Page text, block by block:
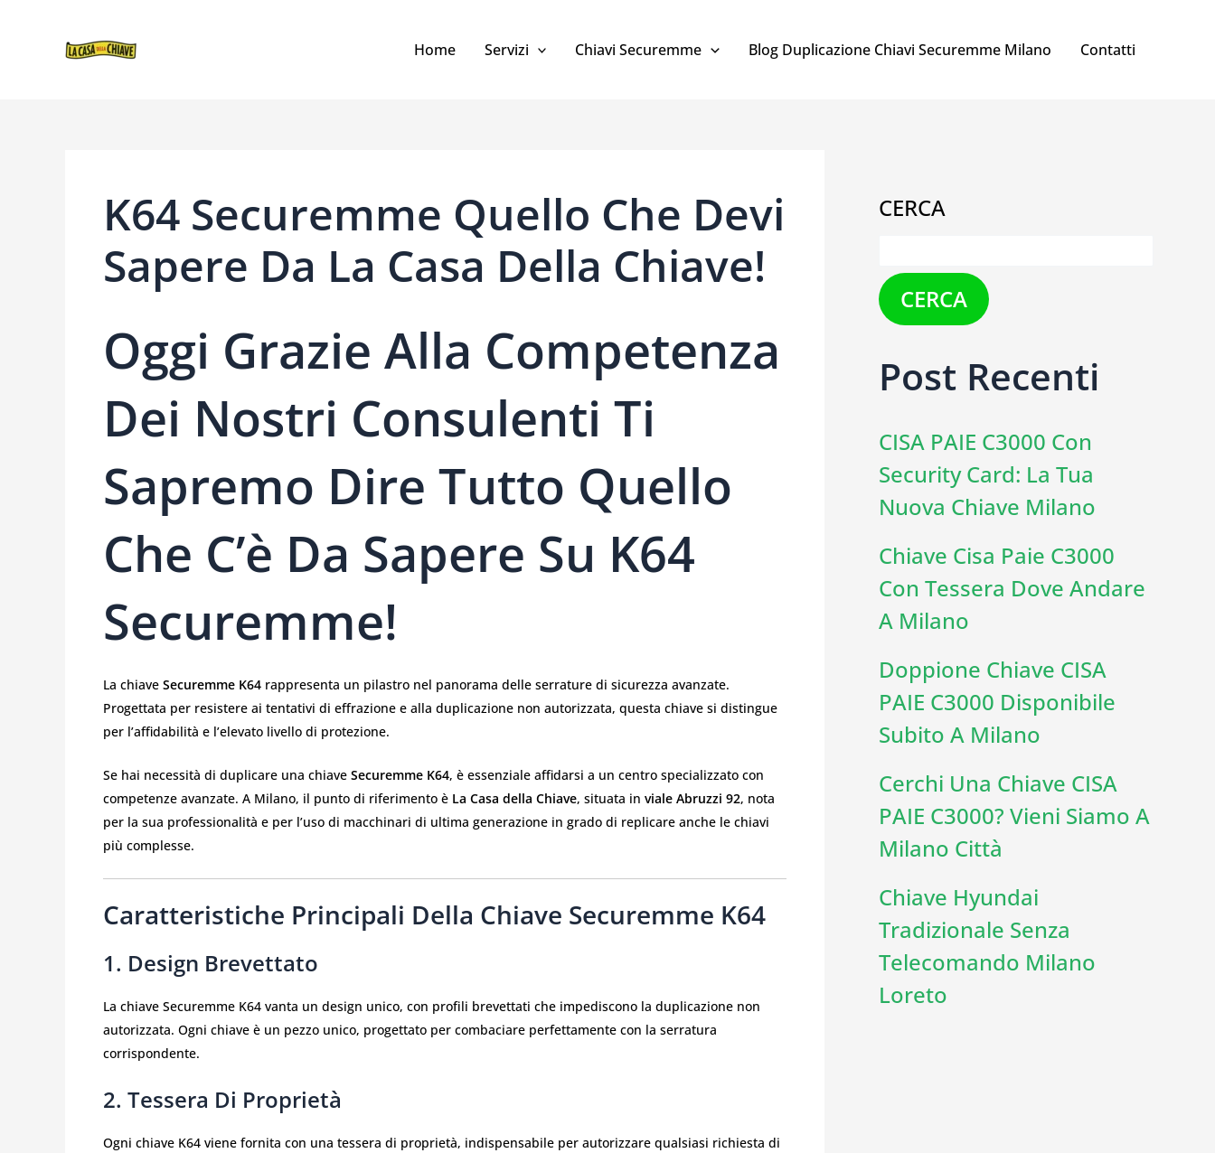
CONTENUTO
Home Servizi Chiavi Securemme Blog Duplicazione Chiavi Securemme Milano Contatti
K64 Securemme Quello Che Devi
Sapere Da La Casa Della Chiave!
Oggi Grazie Alla Competenza
Dei Nostri Consulenti Ti
Sapremo Dire Tutto Quello
Che C’è Da Sapere Su K64
Securemme!
La chiave Securemme K64 rappresenta un pilastro nel panorama delle serrature di sicurezza avanzate.
Progettata per resistere ai tentativi di effrazione e alla duplicazione non autorizzata, questa chiave si distingue
per l’affidabilità e l’elevato livello di protezione.
Se hai necessità di duplicare una chiave Securemme K64, è essenziale affidarsi a un centro specializzato con
competenze avanzate. A Milano, il punto di riferimento è La Casa della Chiave, situata in viale Abruzzi 92, nota
per la sua professionalità e per l’uso di macchinari di ultima generazione in grado di replicare anche le chiavi
più complesse.
Caratteristiche Principali Della Chiave Securemme K64
1. Design Brevettato
La chiave Securemme K64 vanta un design unico, con profili brevettati che impediscono la duplicazione non
autorizzata. Ogni chiave è un pezzo unico, progettato per combaciare perfettamente con la serratura
corrispondente.
2. Tessera Di Proprietà
Ogni chiave K64 viene fornita con una tessera di proprietà, indispensabile per autorizzare qualsiasi richiesta di
CERCA
CERCA
Post Recenti
CISA PAIE C3000 Con
Security Card: La Tua
Nuova Chiave Milano
Chiave Cisa Paie C3000
Con Tessera Dove Andare
A Milano
Doppione Chiave CISA
PAIE C3000 Disponibile
Subito A Milano
Cerchi Una Chiave CISA
PAIE C3000? Vieni Siamo A
Milano Città
Chiave Hyundai
Tradizionale Senza
Telecomando Milano
Loreto